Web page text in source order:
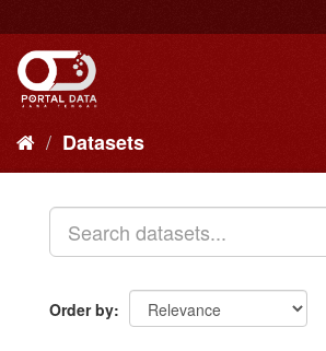
to
content
Datasets
Order by